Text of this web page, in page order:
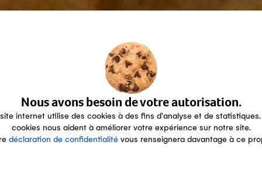
Nous avons besoin de votre autorisation.
internet utilise des cookies à des fins d'analyse et de statistiques.
cookies nous aident à améliorer votre expérience sur notre site.
déclaration de confidentialité vous renseignera davantage à ce